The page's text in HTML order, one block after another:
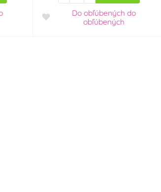
Do obľúbenýchdo
obľúbených